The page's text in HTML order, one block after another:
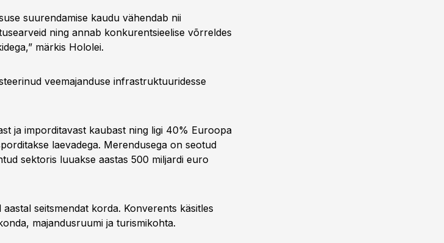
suurendamise kaudu vähendab nii
ning annab konkurentsieelise võrreldes
märkis Hololei.
veemajanduse infrastruktuuridesse
ja imporditavast kaubast ning ligi 40% Euroopa
laevadega. Merendusega on seotud
sektoris luuakse aastas 500 miljardi euro
seitsmendat korda. Konverents käsitles
majandusruumi ja turismikohta.